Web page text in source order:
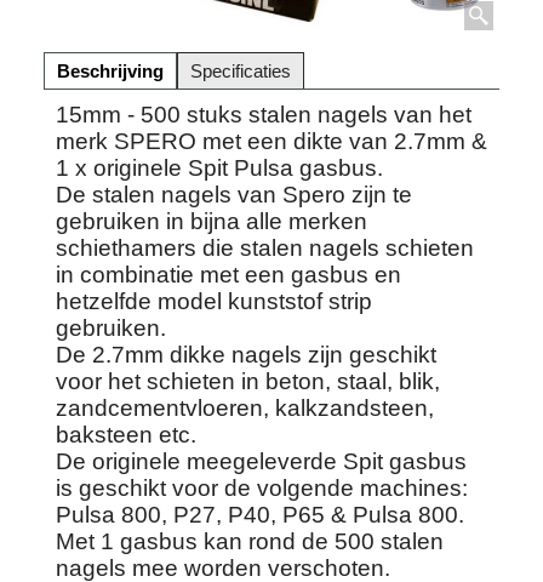
Beschrijving Specificaties
15mm - 500 stuks stalen nagels van het
merk SPERO met een dikte van 2.7mm &
1 x originele Spit Pulsa gasbus.
De stalen nagels van Spero zijn te
gebruiken in bijna alle merken
schiethamers die stalen nagels schieten
in combinatie met een gasbus en
hetzelfde model kunststof strip
gebruiken.
De 2.7mm dikke nagels zijn geschikt
voor het schieten in beton, staal, blik,
zandcementvloeren, kalkzandsteen,
baksteen etc.
De originele meegeleverde Spit gasbus
is geschikt voor de volgende machines:
Pulsa 800, P27, P40, P65 & Pulsa 800.
Met 1 gasbus kan rond de 500 stalen
nagels mee worden verschoten.